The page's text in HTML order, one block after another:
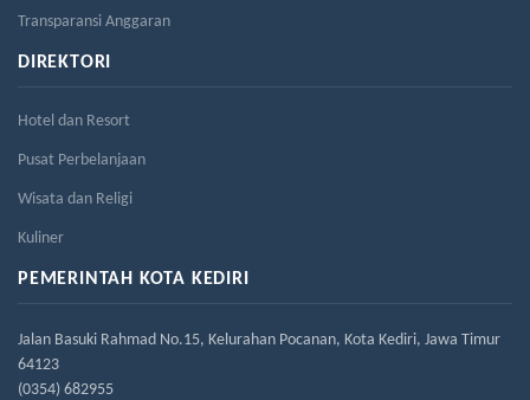
Transparansi Anggaran
DIREKTORI
Hotel dan Resort
Pusat Perbelanjaan
Wisata dan Religi
Kuliner
PEMERINTAH KOTA KEDIRI
Jalan Basuki Rahmad No.15, Kelurahan Pocanan, Kota Kediri, Jawa Timur
64123
(0354) 682955